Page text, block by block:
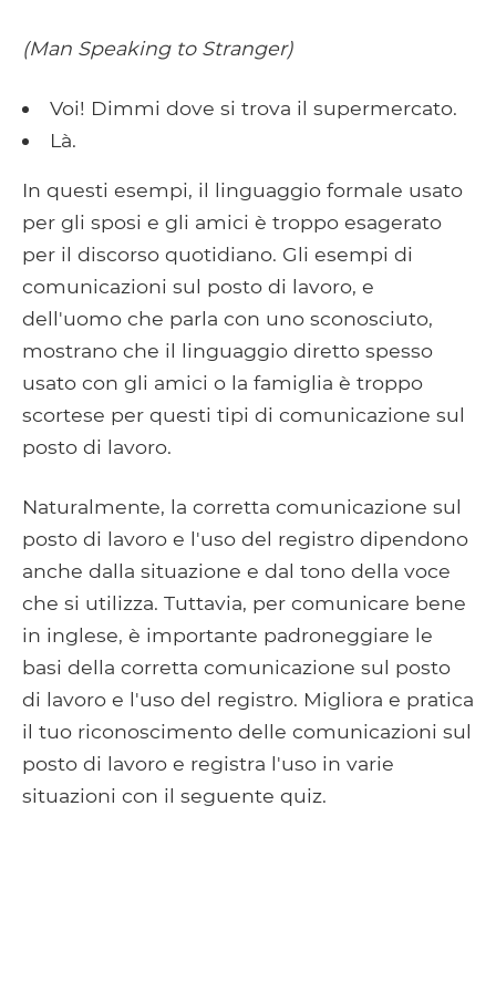
(Man Speaking to Stranger)
Voi! Dimmi dove si trova il supermercato.
Là.
In questi esempi, il linguaggio formale usato
per gli sposi e gli amici è troppo esagerato
per il discorso quotidiano. Gli esempi di
comunicazioni sul posto di lavoro, e
dell'uomo che parla con uno sconosciuto,
mostrano che il linguaggio diretto spesso
usato con gli amici o la famiglia è troppo
scortese per questi tipi di comunicazione sul
posto di lavoro.
Naturalmente, la corretta comunicazione sul
posto di lavoro e l'uso del registro dipendono
anche dalla situazione e dal tono della voce
che si utilizza. Tuttavia, per comunicare bene
in inglese, è importante padroneggiare le
basi della corretta comunicazione sul posto
di lavoro e l'uso del registro. Migliora e pratica
il tuo riconoscimento delle comunicazioni sul
posto di lavoro e registra l'uso in varie
situazioni con il seguente quiz.